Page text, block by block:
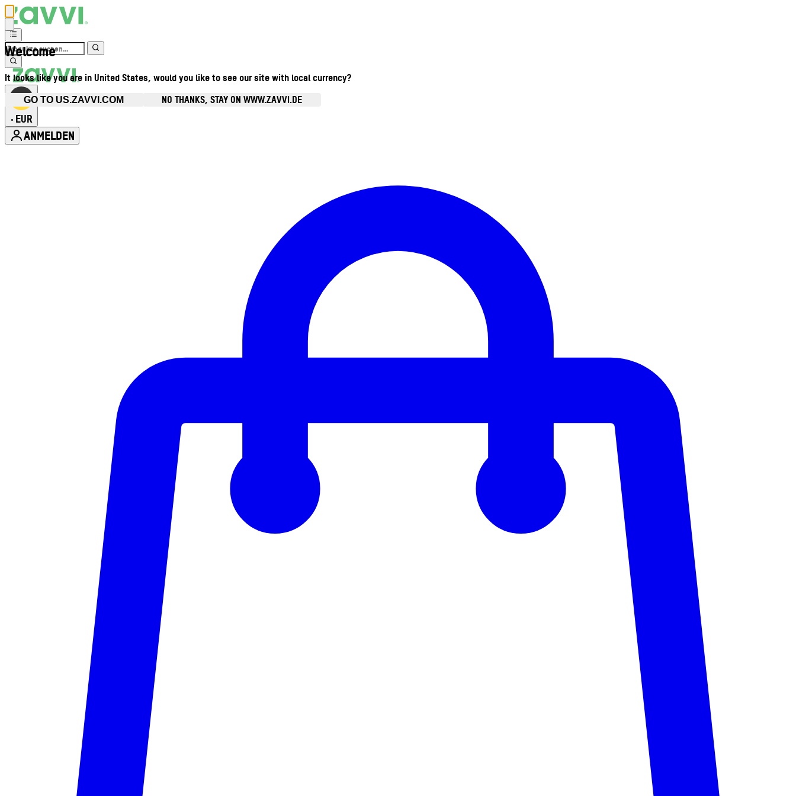
Welcome
It looks like you are in United States, would you like to see our site with local currency?
GO TO US.ZAVVI.COM NO THANKS, STAY ON WWW.ZAVVI.DE
• EUR
ANMELDEN